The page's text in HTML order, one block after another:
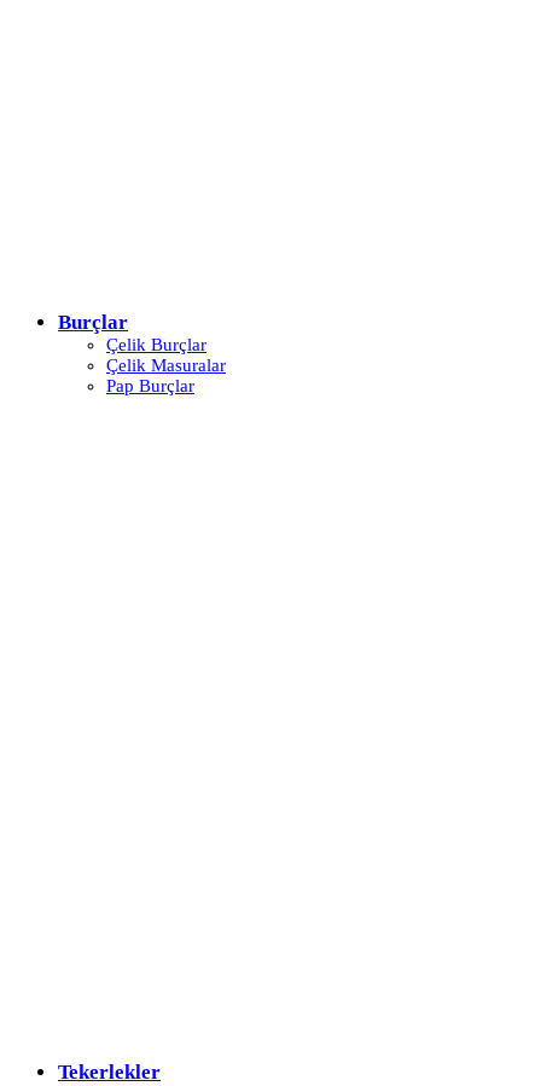
Burçlar
Çelik Burçlar
Çelik Masuralar
Pap Burçlar
Tekerlekler